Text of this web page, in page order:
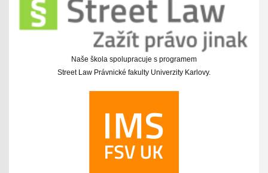
Naše škola spolupracuje s programem
Street Law Právnické fakulty Univerzity Karlovy.